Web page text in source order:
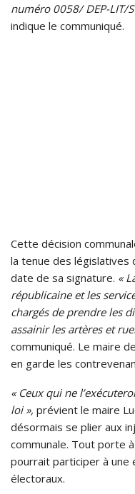
numéro 0058/ DEP-LIT/
indique le communiqué.
Cette décision
la tenue des législatives
date de sa signature. «
républicaine et les
chargés de prendre les
assainir les artères et
communiqué. Le maire
en garde les
« Ceux qui ne
loi », prévient le maire
désormais se plier aux
communale. Tout porte
pourrait participer à
électoraux.